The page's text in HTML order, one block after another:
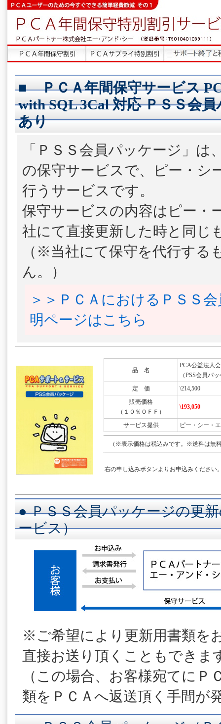
■ ＰＣＡ年間保守サービス
with SQL 3Cal 対応 ＰＳＳ会
あり
「ＰＳＳ会員パッケージ」は
の保守サービスで、ピー・シ
行うサービスです。
保守サービスの内容はピー・
社にて直接更新した時と同じ
（※当社にて保守を代行する
ん。）
＞＞ＰＣＡにおけるＰＳＳ
明ページはこちら
品 名
PCA公益法人
（PSS会員パ
定 価
\214,500
販売価格
（１０％ＯＦＦ）
\193,050
サービス提供 ピー・シー・
（※表示価格は税込みです。※送料は無
右の申し込みボタンよりお申込みください
● ＰＳＳ会員パッケージの更
ービス）
※ご希望により更新用書類を
直接お送り頂くこともできま
（この場合、お客様宛てにＰ
類をＰＣＡへ返送頂く手間が